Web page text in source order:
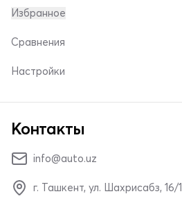
Избранное
Сравнения
Настройки
Контакты
info@auto.uz
г. Ташкент, ул. Шахрисабз, 16/1